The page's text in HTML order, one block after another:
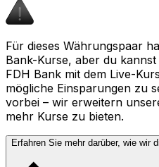
Für dieses Währungspaar
Bank-Kurse, aber du
FDH Bank mit dem Live-
mögliche Einsparungen zu
vorbei – wir erweitern
mehr Kurse zu bieten.
Erfahren Sie mehr darüber, wie wir